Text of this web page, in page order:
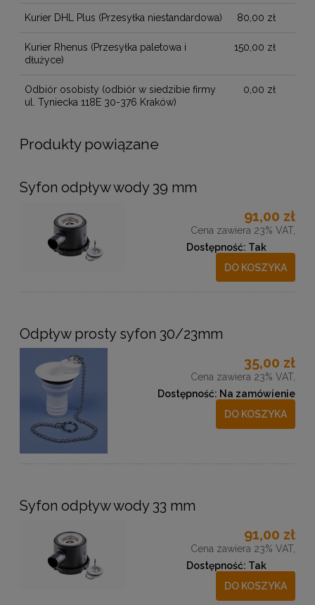
Kurier DHL Plus (Przesyłka niestandardowa) 80,00 zł
Kurier Rhenus (Przesyłka paletowa i
dłużyce)
150,00 zł
Odbiór osobisty (odbiór w siedzibie firmy
ul. Tyniecka 118E 30-376 Kraków)
0,00 zł
Produkty powiązane
Syfon odpływ wody 39 mm
91,00 zł
Cena zawiera 23% VAT,
Dostępność: Tak
DO KOSZYKA
Odpływ prosty syfon 30/23mm
35,00 zł
Cena zawiera 23% VAT,
Dostępność: Na zamówienie
DO KOSZYKA
Syfon odpływ wody 33 mm
91,00 zł
Cena zawiera 23% VAT,
Dostępność: Tak
DO KOSZYKA